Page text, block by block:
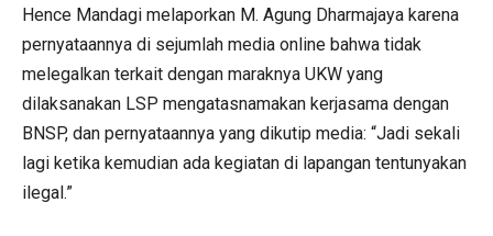
Hence Mandagi melaporkan M. Agung Dharmajaya karena
pernyataannya di sejumlah media online bahwa tidak
melegalkan terkait dengan maraknya UKW yang
dilaksanakan LSP mengatasnamakan kerjasama dengan
BNSP, dan pernyataannya yang dikutip media: “Jadi sekali
lagi ketika kemudian ada kegiatan di lapangan tentunyakan
ilegal.”